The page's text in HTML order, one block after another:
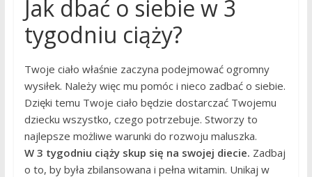
Jak dbać o siebie w 3
tygodniu ciąży?
Twoje ciało właśnie zaczyna podejmować ogromny
wysiłek. Należy więc mu pomóc i nieco zadbać o siebie.
Dzięki temu Twoje ciało będzie dostarczać Twojemu
dziecku wszystko, czego potrzebuje. Stworzy to
najlepsze możliwe warunki do rozwoju maluszka.
W 3 tygodniu ciąży skup się na swojej diecie. Zadbaj
o to, by była zbilansowana i pełna witamin. Unikaj w